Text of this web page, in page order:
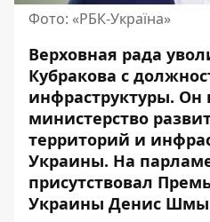
Фото: «РБК-Україна»
Верховная рада
Кубракова с
инфраструктуры. Он
министерство
территорий и
Украины. На
присутствовал
Украины Денис